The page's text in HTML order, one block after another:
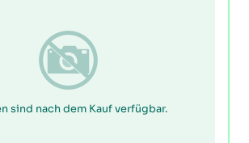
sind nach dem Kauf verfügbar.